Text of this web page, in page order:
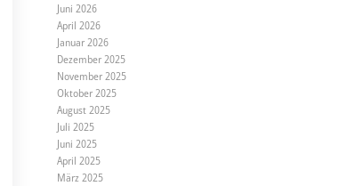
Juni 2026
April 2026
Januar 2026
Dezember 2025
November 2025
Oktober 2025
August 2025
Juli 2025
Juni 2025
April 2025
März 2025